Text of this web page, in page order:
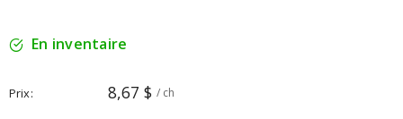
En inventaire
Prix 8,67 $ / ch